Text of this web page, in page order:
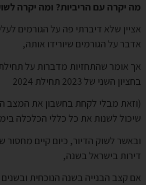
מה יקרה עם הריביות? ומה יקרה
אציין שלא דיברתי פה על הגורמים
אדבר על הגורמים שיורידו אותה,
אך אומר שהתחזיות מדברות על
בחציון השני של 2023 תחילת 2024
(וזאת מבלי לקחת בחשבון את המצב
שיכול לשנות את כל כללי הכלכלה
דירות בישראל בשנה,
אם קצב הבנייה בשנה הנוכחית ובשנים